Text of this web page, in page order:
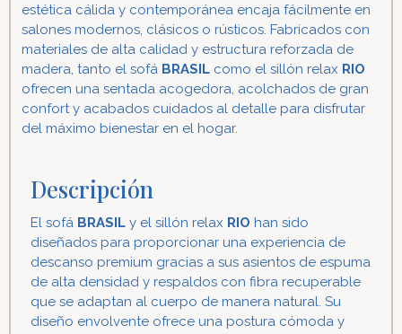
estética cálida y contemporánea encaja fácilmente en
salones modernos, clásicos o rústicos. Fabricados con
materiales de alta calidad y estructura reforzada de
madera, tanto el sofá BRASILcomo el sillón relax RIO
ofrecen una sentada acogedora, acolchados de gran
confort y acabados cuidados al detalle para disfrutar
del máximo bienestar en el hogar.
Descripción
El sofá BRASIL y el sillón relax RIO han sido
diseñados para proporcionar una experiencia de
descanso premium gracias a sus asientos de espuma
de alta densidad y respaldos con fibra recuperable
que se adaptan al cuerpo de manera natural. Su
diseño envolvente ofrece una postura cómoda y